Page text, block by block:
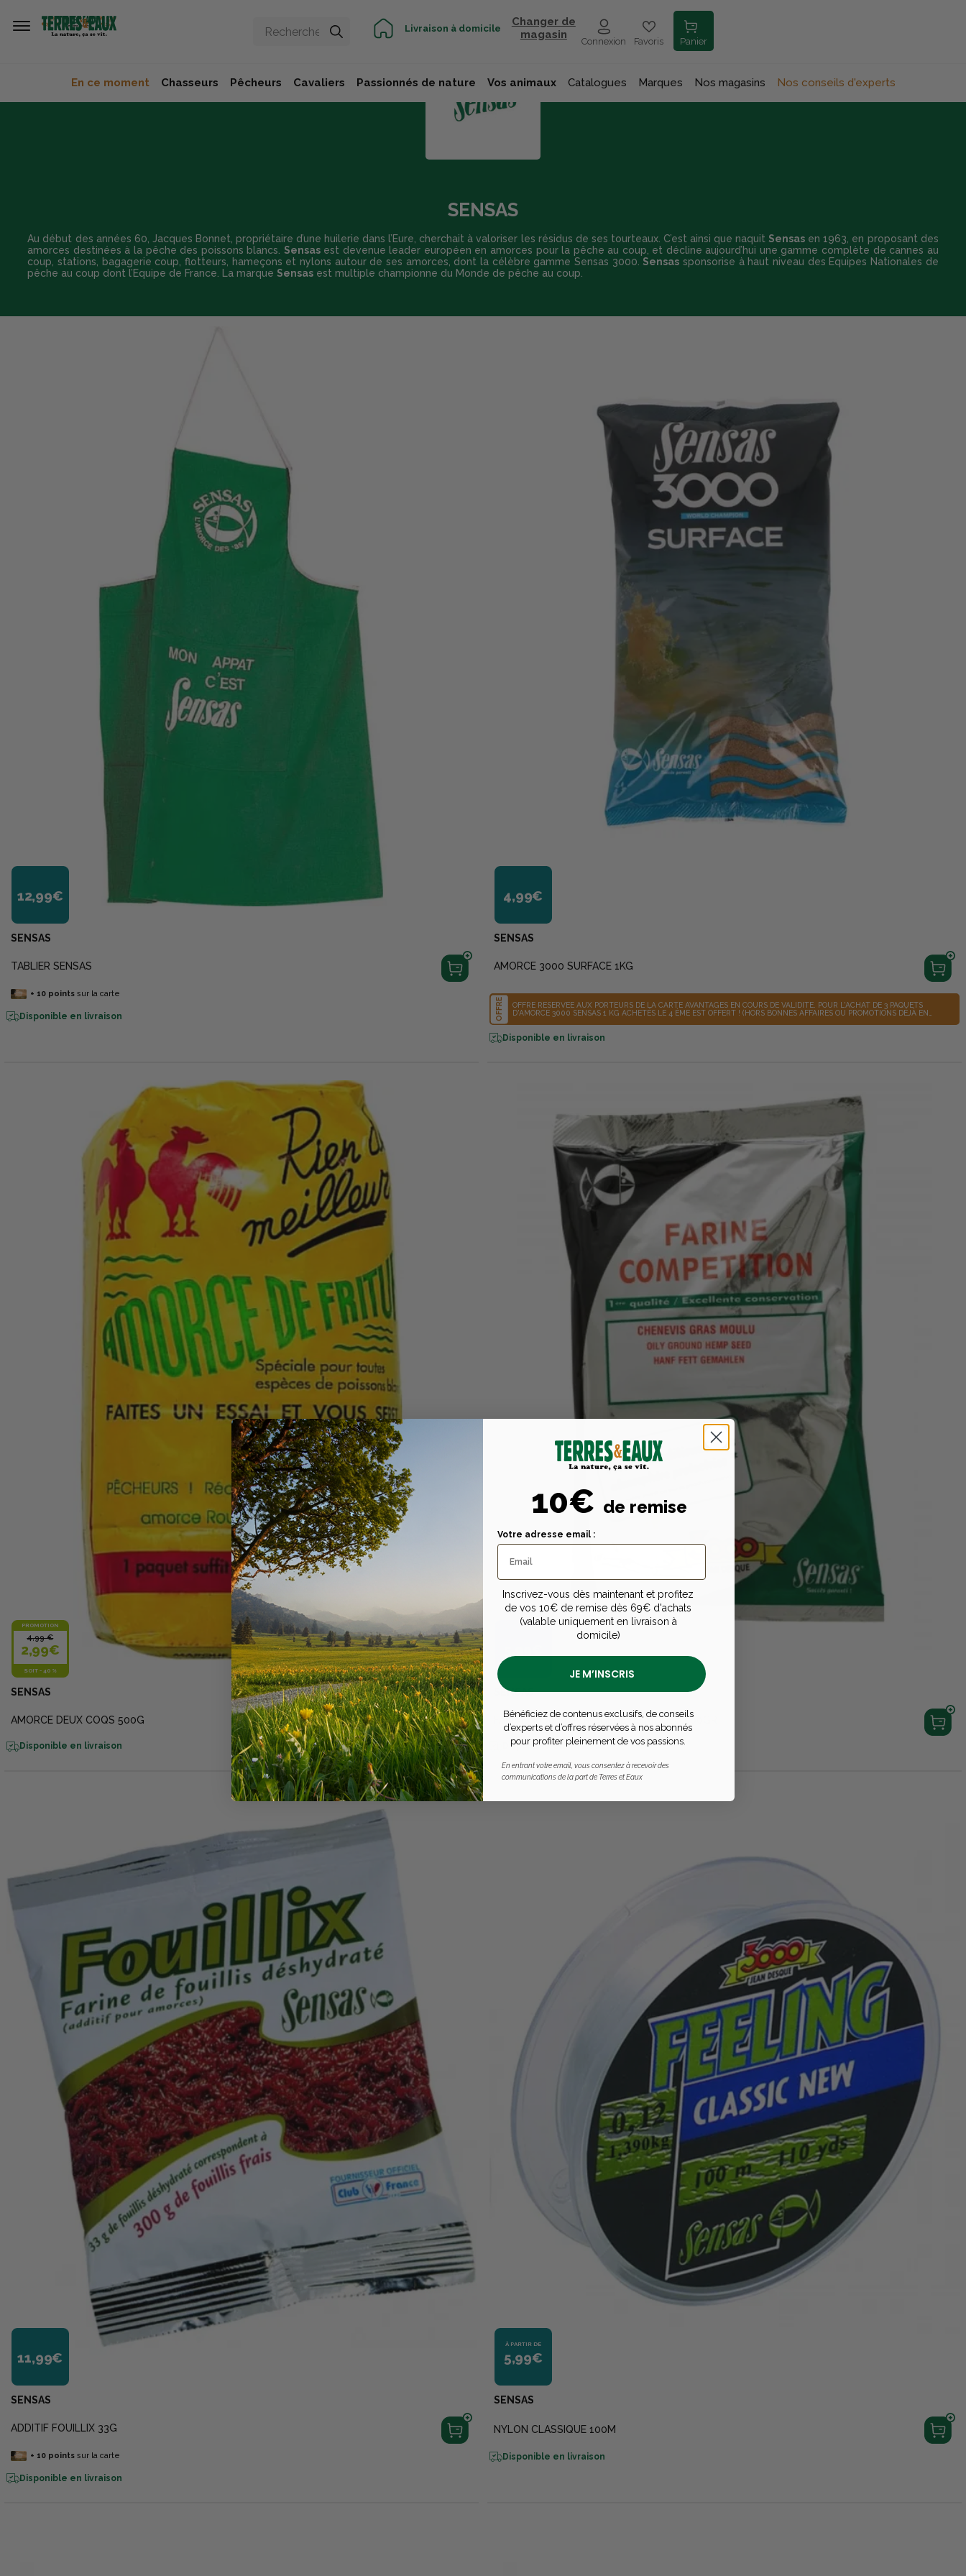
Livraison à domicile
Changer de
magasin
Connexion Favoris Panier
En ce moment Chasseurs Pêcheurs Cavaliers Passionnés de nature Vos animaux Catalogues Marques Nos magasins Nos conseils d'experts
SENSAS
Au début des années 60, Jacques Bonnet, propriétaire d’une huilerie dans l’Eure, cherchait à valoriser les résidus de ses tourteaux. C’est ainsi que naquit Sensas en 1963, en proposant des
amorces destinées à la pêche des poissons blancs. Sensasest devenue leader européen en amorces pour la pêche au coup, et décline aujourd’hui une gamme complète de cannes au
coup, stations, bagagerie coup, flotteurs, hameçons et nylons autour de ses amorces, dont la célèbre gamme Sensas 3000. Sensas sponsorise à haut niveau des Equipes Nationales de
pêche au coup dont l’Equipe de France. La marque Sensas est multiple championne du Monde de pêche au coup.
12,99€
SENSAS
TABLIER SENSAS
+ 10pointssur la carte
Disponible en livraison
4,99€
SENSAS
AMORCE 3000 SURFACE 1KG
OFFRE
OFFRE RÉSERVÉE AUX PORTEURS DE LA CARTE AVANTAGES EN COURS DE VALIDITÉ. POUR L'ACHAT DE 3 PAQUETS
D'AMORCE 3000 SENSAS 1 KG ACHETÉS LE 4 ÈME EST OFFERT ! (HORS BONNES AFFAIRES OU PROMOTIONS DÉJÀ EN
Disponible en livraison
PROMOTION
4,99 €
2,99€
SOIT - 40 %
SENSAS
AMORCE DEUX COQS 500G
Disponible en livraison
SENSAS
FARINE 3000 SUPER CHENEVIS MOULU 500GR
Disponible en livraison
11,99€
SENSAS
ADDITIF FOUILLIX 33G
+ 10pointssur la carte
Disponible en livraison
À PARTIR DE
5,99€
SENSAS
NYLON CLASSIQUE 100M
Disponible en livraison
10€ de remise
Votre adresse email :
Inscrivez-vous dès maintenant et profitez
de vos 10€ de remise dès 69€ d'achats
(valable uniquement en livraison à
domicile)
JE M’INSCRIS
Bénéficiez de contenus exclusifs, de conseils
d’experts et d’offres réservées à nos abonnés
pour profiter pleinement de vos passions.
En entrant votre email, vous consentez à recevoir des
communications de la part de Terres et Eaux